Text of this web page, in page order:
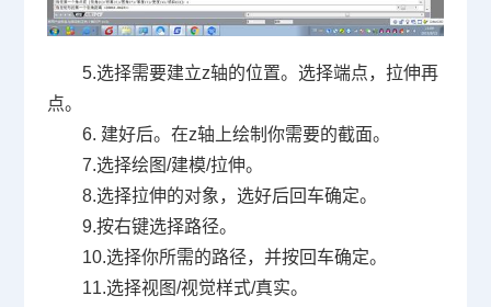
5.选择需要建立z轴的位置。选择端点，拉伸再
点。
6. 建好后。在z轴上绘制你需要的截面。
7.选择绘图/建模/拉伸。
8.选择拉伸的对象，选好后回车确定。
9.按右键选择路径。
10.选择你所需的路径，并按回车确定。
11.选择视图/视觉样式/真实。